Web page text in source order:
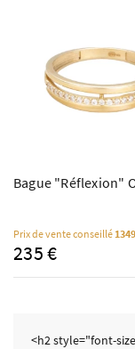
Bague "Réflexion"
Prix de vente conseillé
235 €
<h2 style="font-